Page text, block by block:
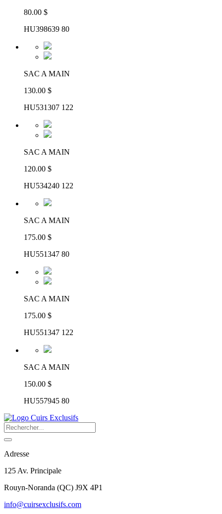
80.00 $
HU398639 80
SAC A MAIN
130.00 $
HU531307 122
SAC A MAIN
120.00 $
HU534240 122
SAC A MAIN
175.00 $
HU551347 80
SAC A MAIN
175.00 $
HU551347 122
SAC A MAIN
150.00 $
HU557945 80
Adresse
125 Av. Principale
Rouyn-Noranda (QC) J9X 4P1
info@cuirsexclusifs.com